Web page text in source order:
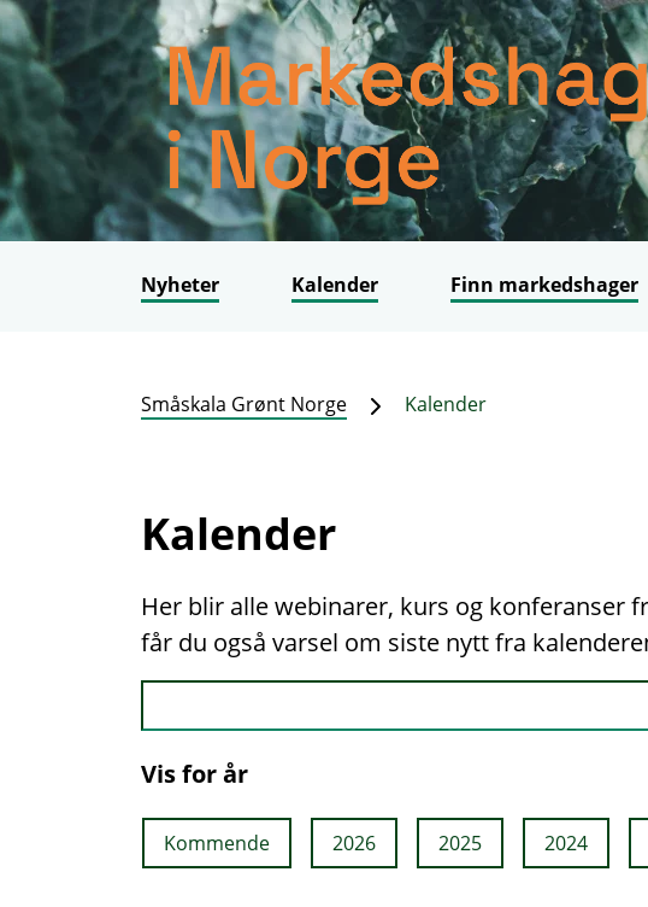
Nyheter Kalender Finn markedshager
Småskala Grønt Norge Kalender
Kalender
Her blir alle webinarer, kurs og konferanser
får du også varsel om siste nytt fra
Vis for år
Kommende 2026 2025 2024